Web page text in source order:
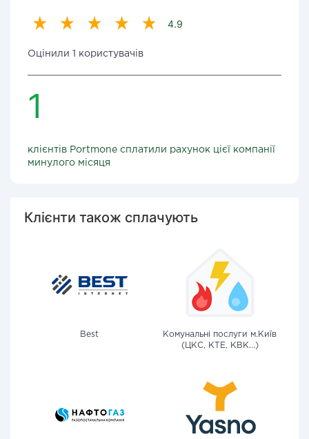
4.9
Оцінили 1 користувачів
1
клієнтів Portmone сплатили рахунок цієї компанії
минулого місяця
Клієнти також сплачують
Best
Комунальні послуги м.Київ
(ЦКС, КТЕ, КВК...)